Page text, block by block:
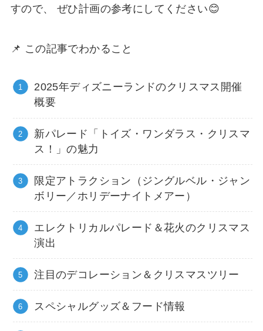
すので、 ぜひ計画の参考にしてください😊
📌 この記事でわかること
2025年ディズニーランドのクリスマス開催
概要
新パレード「トイズ・ワンダラス・クリスマ
ス！」の魅力
限定アトラクション（ジングルベル・ジャン
ボリー／ホリデーナイトメアー）
エレクトリカルパレード＆花火のクリスマス
演出
注目のデコレーション＆クリスマスツリー
スペシャルグッズ＆フード情報